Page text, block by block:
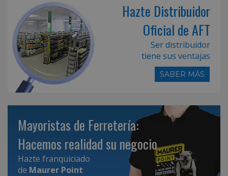
Hazte Distribuidor
Oficial de AFT
Ser distribuidor
tiene sus ventajas
SABER MÁS
Mayoristas de Ferretería:
Hacemos realidad su negocio
Hazte franquiciado
de Maurer Point